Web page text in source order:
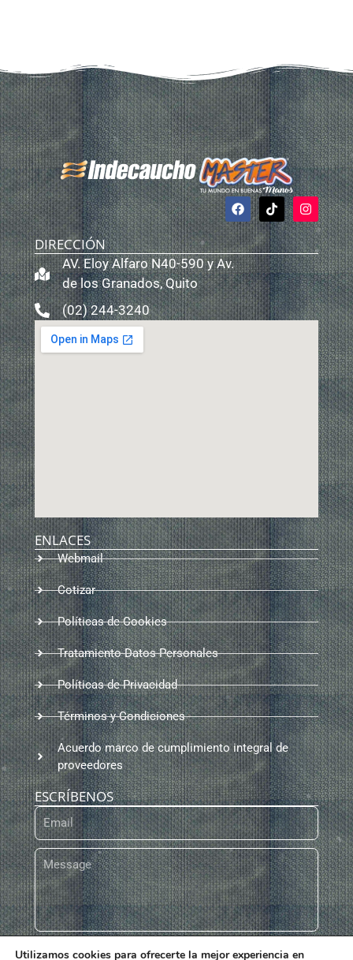
DIRECCIÓN
AV. Eloy Alfaro N40-590 y Av.
de los Granados, Quito
(02) 244-3240
ENLACES
Webmail
Cotizar
Políticas de Cookies
Tratamiento Datos Personales
Políticas de Privacidad
Términos y Condiciones
Acuerdo marco de cumplimiento integral de
proveedores
ESCRÍBENOS
ENVIAR
Utilizamos cookies para ofrecerte la mejor experiencia en